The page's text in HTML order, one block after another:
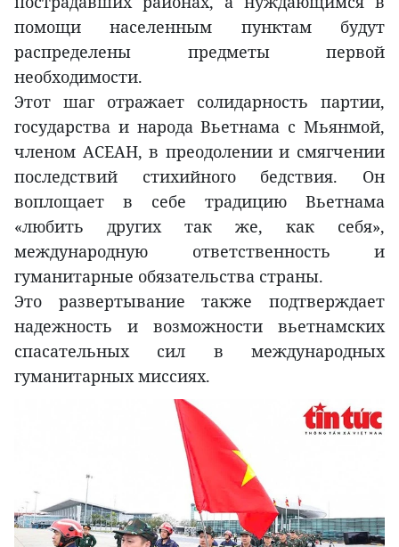
помощи населенным пунктам будут
распределены предметы первой
необходимости.
Этот шаг отражает солидарность партии,
государства и народа Вьетнама с Мьянмой,
членом АСЕАН, в преодолении и смягчении
последствий стихийного бедствия. Он
воплощает в себе традицию Вьетнама
«любить других так же, как себя»,
международную ответственность и
гуманитарные обязательства страны.
Это развертывание также подтверждает
надежность и возможности вьетнамских
спасательных сил в международных
гуманитарных миссиях.